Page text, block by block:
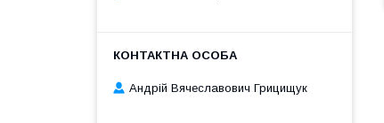
Андрій Вячеславович Грицищук